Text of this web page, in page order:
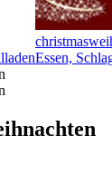
Essen,